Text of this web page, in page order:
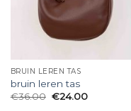
BRUIN LEREN TAS
bruin leren tas
€36.00 €24.00